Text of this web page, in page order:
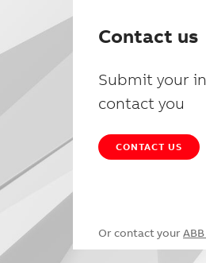
Contact us
Submit your
contact you
CONTACT US
Or contact your